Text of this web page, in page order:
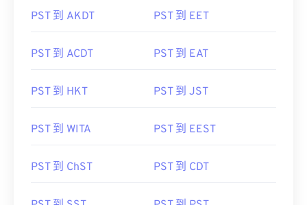
PST 到 AKDT PST 到 EET
PST 到 ACDT PST 到 EAT
PST 到 HKT PST 到 JST
PST 到 WITA PST 到 EEST
PST 到 ChST PST 到 CDT